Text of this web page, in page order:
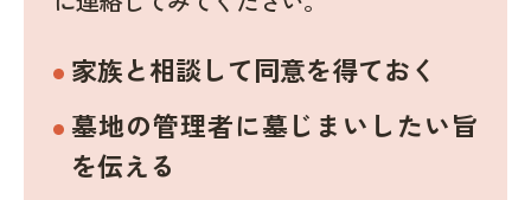
家族と相談して同意を得ておく
墓地の管理者に墓じまいしたい旨
を伝える